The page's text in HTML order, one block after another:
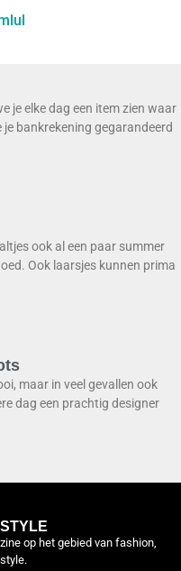
je elke dag een item zien waar
bankrekening gegarandeerd
ook al een paar summer
Ook laarsjes kunnen prima
maar in veel gevallen ook
dag een prachtig designer
op het gebied van fashion,